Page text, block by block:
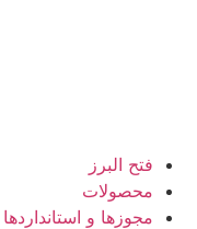
فتح البرز
محصولات
مجوزها و استانداردها